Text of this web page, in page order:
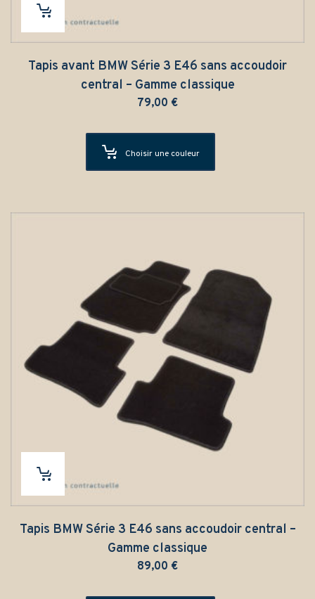
Tapis avant BMW Série 3 E46 sans accoudoir
central – Gamme classique
79,00 €
Choisir une couleur
Tapis BMW Série 3 E46 sans accoudoir central –
Gamme classique
89,00 €